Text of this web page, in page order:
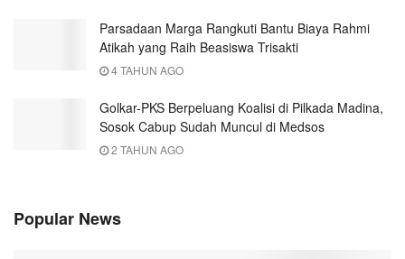
Parsadaan Marga Rangkuti Bantu Biaya Rahmi
Atikah yang Raih Beasiswa Trisakti
4 TAHUN AGO
Golkar-PKS Berpeluang Koalisi di Pilkada Madina,
Sosok Cabup Sudah Muncul di Medsos
2 TAHUN AGO
Popular News